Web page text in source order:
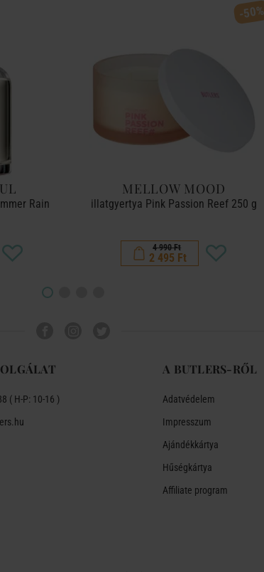
Rain
-50%
MELLOW MOOD
illatgyertya Pink Passion Reef 250 g
4 990 Ft
2 495 Ft
( H-P: 10-16 )
A BUTLERS-RŐL
Adatvédelem
Impresszum
Ajándékkártya
Hűségkártya
Affiliate program